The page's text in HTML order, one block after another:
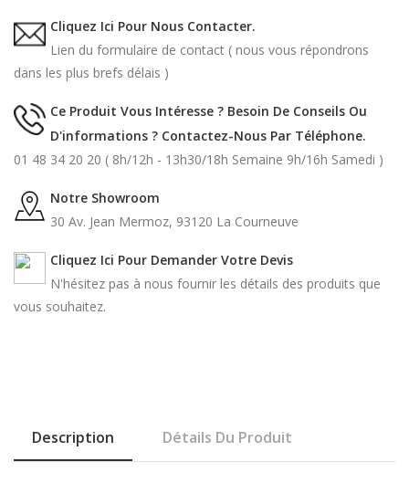
Cliquez Ici Pour Nous Contacter.
Lien du formulaire de contact ( nous vous répondrons
dans les plus brefs délais )
Ce Produit Vous Intéresse ? Besoin De Conseils Ou
D'informations ? Contactez-Nous Par Téléphone.
01 48 34 20 20 ( 8h/12h - 13h30/18h Semaine 9h/16h Samedi )
Notre Showroom
30 Av. Jean Mermoz, 93120 La Courneuve
Cliquez Ici Pour Demander Votre Devis
N'hésitez pas à nous fournir les détails des produits que
vous souhaitez.
Description Détails Du Produit